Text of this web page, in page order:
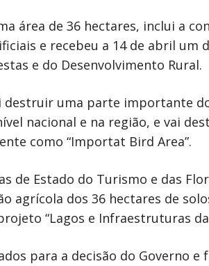
área de 36 hectares, inclui a
e recebeu a 14 de abril um
e do Desenvolvimento Rural.
uma parte importante
nacional e na região, e vai
como “Importat Bird Area”.
de Estado do Turismo e das
agrícola dos 36 hectares de
“Lagos e Infraestruturas
para a decisão do Governo